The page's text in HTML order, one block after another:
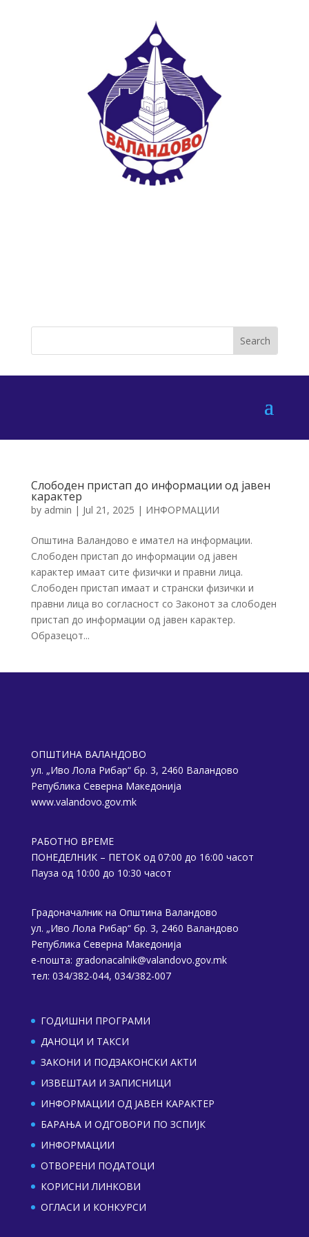
Слободен пристап до информации од јавен
карактер
by admin | Jul 21, 2025 | ИНФОРМАЦИИ
Општина Валандово е имател на информации.
Слободен пристап до информации од јавен
карактер имаат сите физички и правни лица.
Слободен пристап имаат и странски физички и
правни лица во согласност со Законот за слободен
пристап до информации од јавен карактер.
Образецот...
ОПШТИНА ВАЛАНДОВО
ул. „Иво Лола Рибар“ бр. 3, 2460 Валандово
Република Северна Македонија
www.valandovo.gov.mk
РАБОТНО ВРЕМЕ
ПОНЕДЕЛНИК – ПЕТОК од 07:00 до 16:00 часот
Пауза од 10:00 до 10:30 часот
Градоначалник на Општина Валандово
ул. „Иво Лола Рибар“ бр. 3, 2460 Валандово
Република Северна Македонија
е-пошта: gradonacalnik@valandovo.gov.mk
тел: 034/382-044, 034/382-007
ГОДИШНИ ПРОГРАМИ
ДАНОЦИ И ТАКСИ
ЗАКОНИ И ПОДЗАКОНСКИ АКТИ
ИЗВЕШТАИ И ЗАПИСНИЦИ
ИНФОРМАЦИИ ОД ЈАВЕН КАРАКТЕР
БАРАЊА И ОДГОВОРИ ПО ЗСПИЈК
ИНФОРМАЦИИ
ОТВОРЕНИ ПОДАТОЦИ
КОРИСНИ ЛИНКОВИ
ОГЛАСИ И КОНКУРСИ